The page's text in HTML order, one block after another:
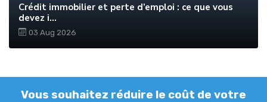
Crédit immobilier et perte d’emploi : ce que vous
devez i...
03 Aug 2026
Vous souhaitez réduire le coût de votre